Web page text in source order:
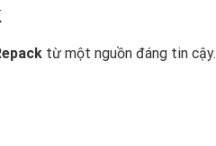
từ một nguồn đáng tin cậy.